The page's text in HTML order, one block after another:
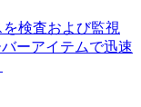
を検査および監視
ーアイテムで迅速